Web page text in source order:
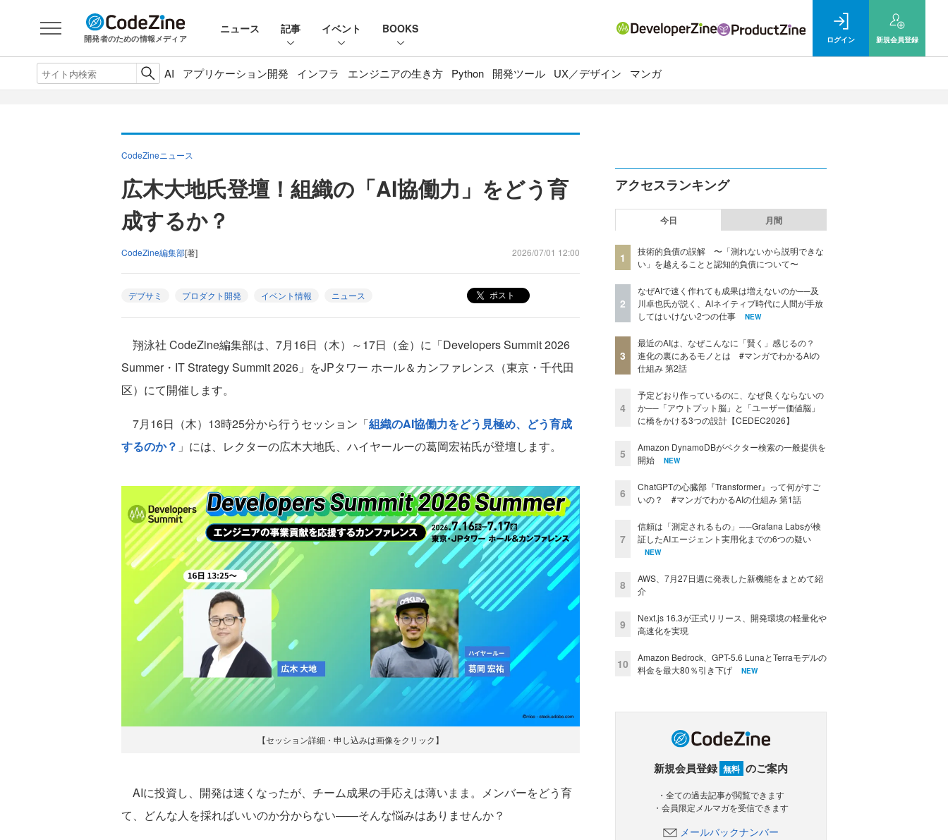
開発者のための情報メディア
ニュース 記事 イベント BOOKS
ログイン 新規会員登録
AI アプリケーション開発 インフラ エンジニアの生き方 Python 開発ツール UX／デザイン マンガ
CodeZineニュース
広木大地氏登壇！組織の「AI協働力」をどう育
成するか？
CodeZine編集部[著] 2026/07/01 12:00
デブサミ プロダクト開発 イベント情報 ニュース ポスト
翔泳社 CodeZine編集部は、7月16日（木）～17日（金）に「Developers Summit 2026
Summer・IT Strategy Summit 2026」をJPタワー ホール＆カンファレンス（東京・千代田
区）にて開催します。
7月16日（木）13時25分から行うセッション「組織のAI協働力をどう見極め、どう育成
するのか？ 」には、レクターの広木大地氏、ハイヤールーの葛岡宏祐氏が登壇します。
【セッション詳細・申し込みは画像をクリック】
AIに投資し、開発は速くなったが、チーム成果の手応えは薄いまま。メンバーをどう育
て、どんな人を採ればいいのか分からない——そんな悩みはありませんか？
アクセスランキング
今日 月間
1
技術的負債の誤解 〜「測れないから説明できな
い」を越えることと認知的負債について〜
2
なぜAIで速く作れても成果は増えないのか──及
川卓也氏が説く、AIネイティブ時代に人間が手放
してはいけない2つの仕事
NEW
3
最近のAIは、なぜこんなに「賢く」感じるの？
進化の裏にあるモノとは #マンガでわかるAIの
仕組み 第2話
4
予定どおり作っているのに、なぜ良くならないの
か──「アウトプット脳」と「ユーザー価値脳」
に橋をかける3つの設計【CEDEC2026】
5
Amazon DynamoDBがベクター検索の一般提供を
開始
NEW
6
ChatGPTの心臓部『Transformer』って何がすご
いの？ #マンガでわかるAIの仕組み 第1話
7
信頼は「測定されるもの」──Grafana Labsが検
証したAIエージェント実用化までの6つの疑い
NEW
8
AWS、7月27日週に発表した新機能をまとめて紹
介
9
Next.js 16.3が正式リリース、開発環境の軽量化や
高速化を実現
10
Amazon Bedrock、GPT-5.6 LunaとTerraモデルの
料金を最大80％引き下げ
NEW
新規会員登録 無料 のご案内
・全ての過去記事が閲覧できます
・会員限定メルマガを受信できます
メールバックナンバー